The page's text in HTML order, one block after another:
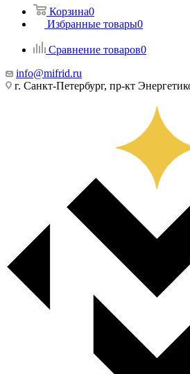
Корзина0
Избранные товары0
Сравнение товаров0
info@mifrid.ru
г. Санкт-Петербург, пр-кт